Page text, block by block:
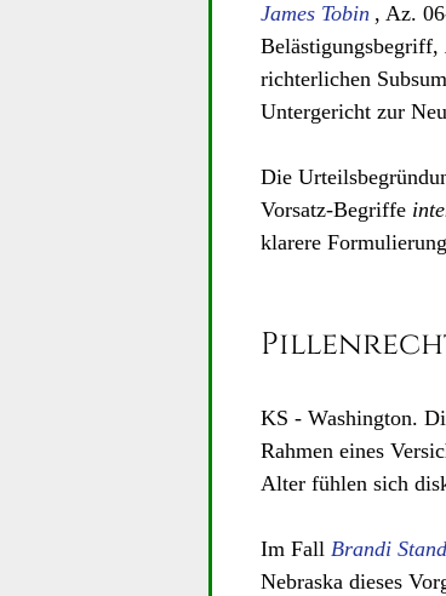
James Tobin , Az.
Belästigungsbegriff,
richterlichen
Untergericht zur
Die
Vorsatz-Begriffe
klarere
KS - Washington.
Rahmen eines
Alter fühlen sich
Im Fall Brandi
Nebraska dieses